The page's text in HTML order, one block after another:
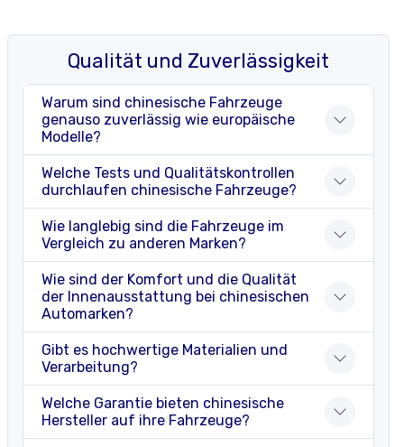
Qualität und Zuverlässigkeit
Warum sind chinesische Fahrzeuge
genauso zuverlässig wie europäische
Modelle?
Welche Tests und Qualitätskontrollen
durchlaufen chinesische Fahrzeuge?
Wie langlebig sind die Fahrzeuge im
Vergleich zu anderen Marken?
Wie sind der Komfort und die Qualität
der Innenausstattung bei chinesischen
Automarken?
Gibt es hochwertige Materialien und
Verarbeitung?
Welche Garantie bieten chinesische
Hersteller auf ihre Fahrzeuge?